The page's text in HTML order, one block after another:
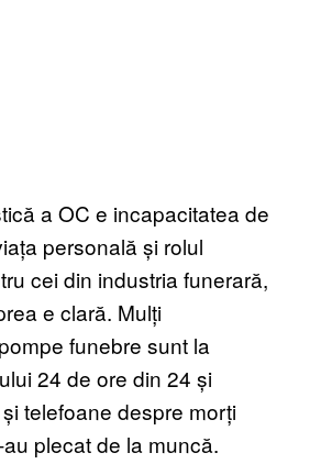
a OC e incapacitatea de
personală și rolul
cei din industria funerară,
e clară. Mulți
funebre sunt la
24 de ore din 24 și
telefoane despre morți
plecat de la muncă.